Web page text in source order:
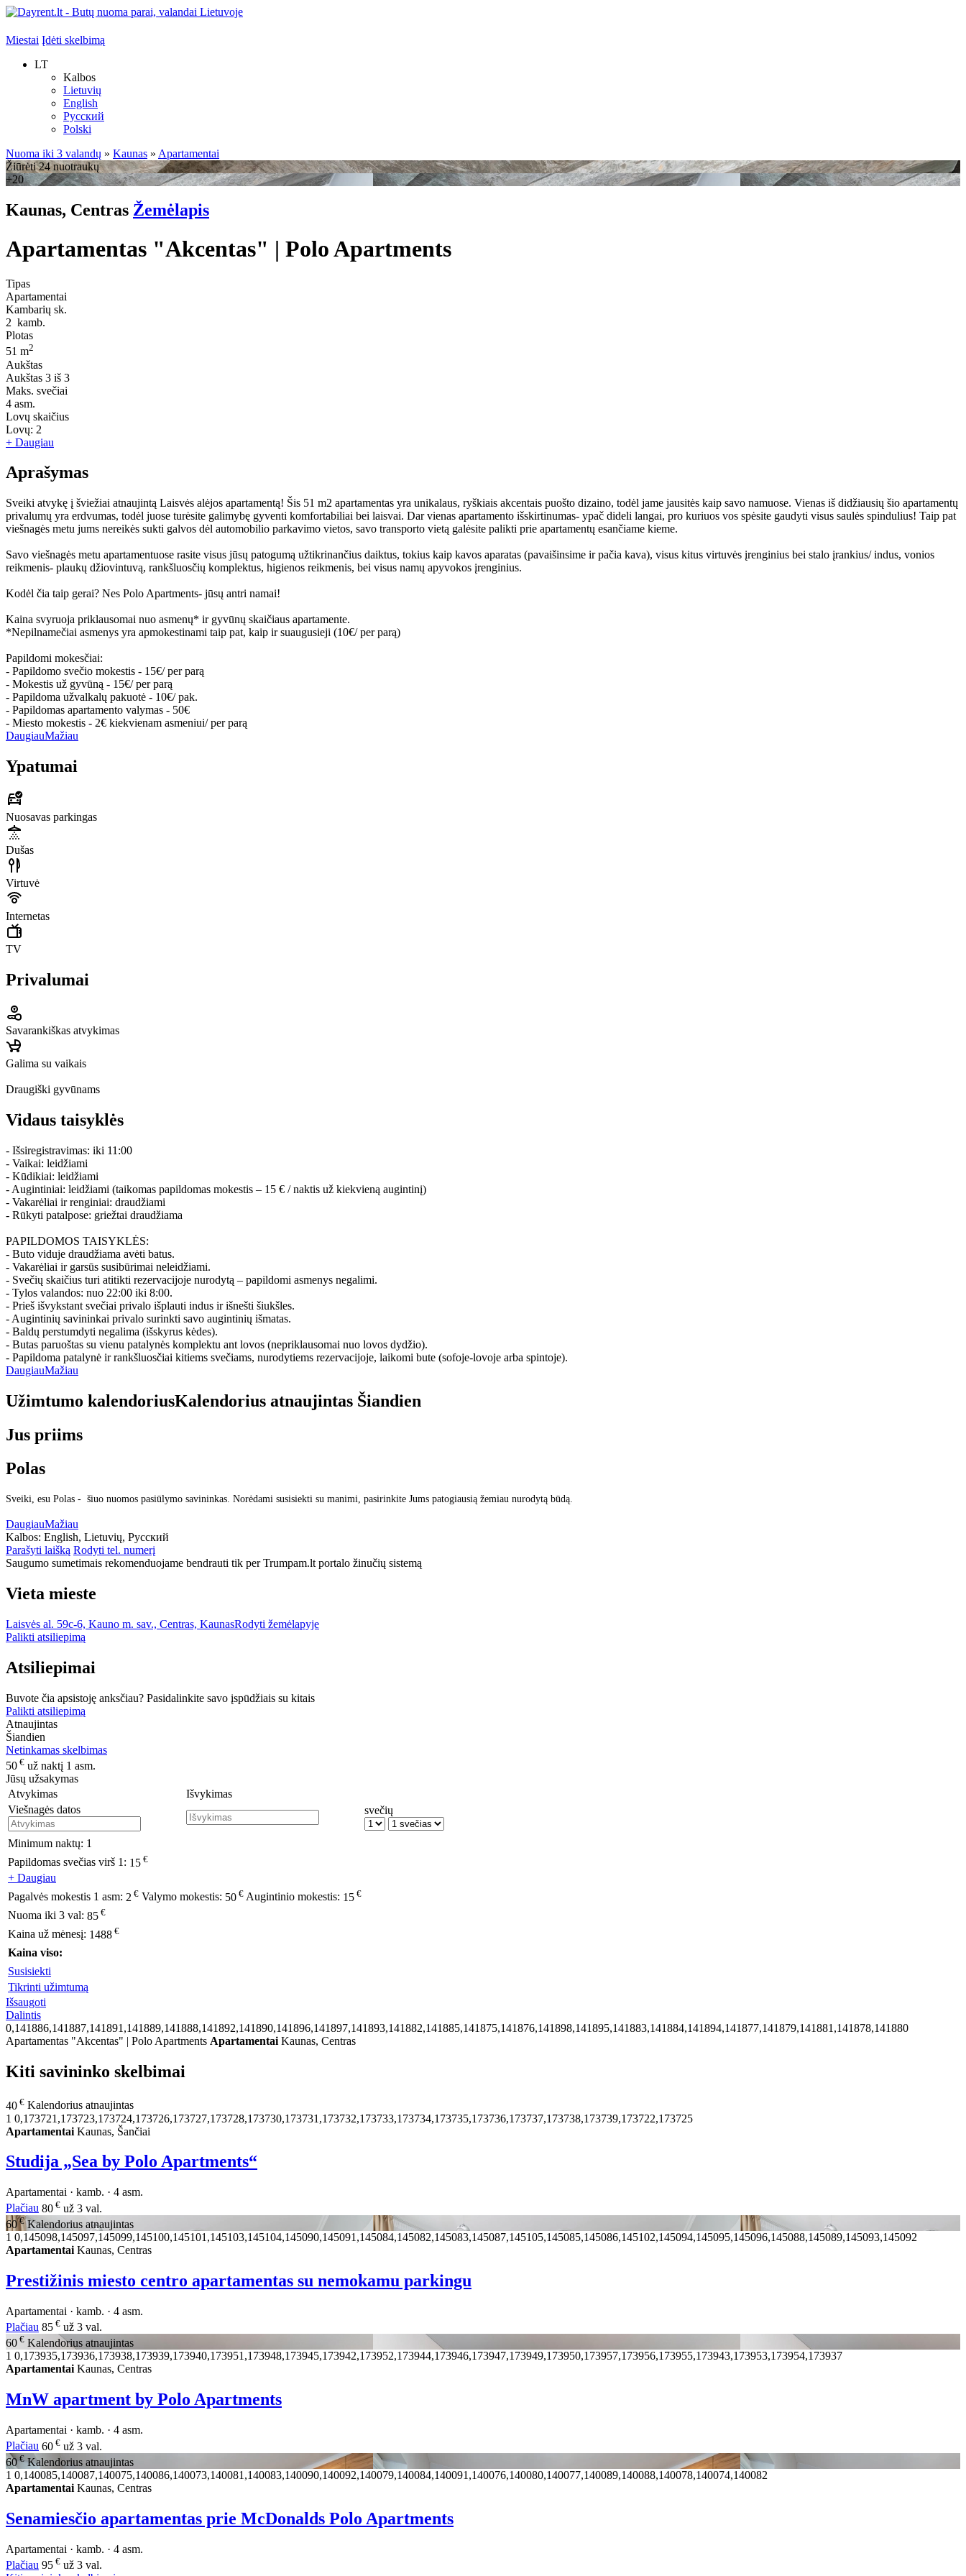
Miestai Įdėti skelbimą
LT
Kalbos
Lietuvių
English
Русский
Polski
Nuoma iki 3 valandų » Kaunas » Apartamentai
Žiūrėti 24 nuotraukų
+20
Kaunas, Centras Žemėlapis
Apartamentas "Akcentas" | Polo Apartments
Tipas
Apartamentai
Kambarių sk.
2 kamb.
Plotas
51 m2
Aukštas
Aukštas 3 iš 3
Maks. svečiai
4 asm.
Lovų skaičius
Lovų: 2
+ Daugiau
Aprašymas
Sveiki atvykę į šviežiai atnaujintą Laisvės alėjos apartamentą! Šis 51 m2 apartamentas yra unikalaus, ryškiais akcentais puošto dizaino, todėl jame jausitės kaip savo namuose. Vienas iš didžiausių šio apartamentų
privalumų yra erdvumas, todėl juose turėsite galimybę gyventi komfortabiliai bei laisvai. Dar vienas apartamento išskirtinumas- ypač dideli langai, pro kuriuos vos spėsite gaudyti visus saulės spindulius! Taip pat
viešnagės metu jums nereikės sukti galvos dėl automobilio parkavimo vietos, savo transporto vietą galėsite palikti prie apartamentų esančiame kieme.
Savo viešnagės metu apartamentuose rasite visus jūsų patogumą užtikrinančius daiktus, tokius kaip kavos aparatas (pavaišinsime ir pačia kava), visus kitus virtuvės įrenginius bei stalo įrankius/ indus, vonios
reikmenis- plaukų džiovintuvą, rankšluosčių komplektus, higienos reikmenis, bei visus namų apyvokos įrenginius.
Kodėl čia taip gerai? Nes Polo Apartments- jūsų antri namai!
Kaina svyruoja priklausomai nuo asmenų* ir gyvūnų skaičiaus apartamente.
*Nepilnamečiai asmenys yra apmokestinami taip pat, kaip ir suaugusieji (10€/ per parą)
Papildomi mokesčiai:
- Papildomo svečio mokestis - 15€/ per parą
- Mokestis už gyvūną - 15€/ per parą
- Papildoma užvalkalų pakuotė - 10€/ pak.
- Papildomas apartamento valymas - 50€
- Miesto mokestis - 2€ kiekvienam asmeniui/ per parą
DaugiauMažiau
Ypatumai
Nuosavas parkingas
Dušas
Virtuvė
Internetas
TV
Privalumai
Savarankiškas atvykimas
Galima su vaikais
Draugiški gyvūnams
Vidaus taisyklės
- Išsiregistravimas: iki 11:00
- Vaikai: leidžiami
- Kūdikiai: leidžiami
- Augintiniai: leidžiami (taikomas papildomas mokestis – 15 € / naktis už kiekvieną augintinį)
- Vakarėliai ir renginiai: draudžiami
- Rūkyti patalpose: griežtai draudžiama
PAPILDOMOS TAISYKLĖS:
- Buto viduje draudžiama avėti batus.
- Vakarėliai ir garsūs susibūrimai neleidžiami.
- Svečių skaičius turi atitikti rezervacijoje nurodytą – papildomi asmenys negalimi.
- Tylos valandos: nuo 22:00 iki 8:00.
- Prieš išvykstant svečiai privalo išplauti indus ir išnešti šiukšles.
- Augintinių savininkai privalo surinkti savo augintinių išmatas.
- Baldų perstumdyti negalima (išskyrus kėdes).
- Butas paruoštas su vienu patalynės komplektu ant lovos (nepriklausomai nuo lovos dydžio).
- Papildoma patalynė ir rankšluosčiai kitiems svečiams, nurodytiems rezervacijoje, laikomi bute (sofoje-lovoje arba spintoje).
DaugiauMažiau
Užimtumo kalendoriusKalendorius atnaujintas Šiandien
Jus priims
Polas
Sveiki, esu Polas - šiuo nuomos pasiūlymo savininkas. Norėdami susisiekti su manimi, pasirinkite Jums patogiausią žemiau nurodytą būdą.
DaugiauMažiau
Kalbos: English, Lietuvių, Русский
Parašyti laišką Rodyti tel. numerį
Saugumo sumetimais rekomenduojame bendrauti tik per Trumpam.lt portalo žinučių sistemą
Vieta mieste
Laisvės al. 59c-6, Kauno m. sav., Centras, KaunasRodyti žemėlapyje
Palikti atsiliepimą
Atsiliepimai
Buvote čia apsistoję anksčiau? Pasidalinkite savo įspūdžiais su kitais
Palikti atsiliepimą
Atnaujintas
Šiandien
Netinkamas skelbimas
50 € už naktį 1 asm.
Jūsų užsakymas
Atvykimas
Išvykimas
Viešnagės datos
svečių
Minimum naktų: 1
Papildomas svečias virš 1: 15 €
+ Daugiau
Pagalvės mokestis 1 asm: 2 € Valymo mokestis: 50 € Augintinio mokestis: 15 €
Nuoma iki 3 val: 85 €
Kaina už mėnesį: 1488 €
Kaina viso:
Susisiekti
Tikrinti užimtumą
Išsaugoti
Dalintis
0,141886,141887,141891,141889,141888,141892,141890,141896,141897,141893,141882,141885,141875,141876,141898,141895,141883,141884,141894,141877,141879,141881,141878,141880
Apartamentas "Akcentas" | Polo Apartments Apartamentai Kaunas, Centras
Kiti savininko skelbimai
40 € Kalendorius atnaujintas
1 0,173721,173723,173724,173726,173727,173728,173730,173731,173732,173733,173734,173735,173736,173737,173738,173739,173722,173725
Apartamentai Kaunas, Šančiai
Studija „Sea by Polo Apartments“
Apartamentai · kamb. · 4 asm.
Plačiau 80 € už 3 val.
60€ Kalendorius atnaujintas
1 0,145098,145097,145099,145100,145101,145103,145104,145090,145091,145084,145082,145083,145087,145105,145085,145086,145102,145094,145095,145096,145088,145089,145093,145092
Apartamentai Kaunas, Centras
Prestižinis miesto centro apartamentas su nemokamu parkingu
Apartamentai · kamb. · 4 asm.
Plačiau 85 € už 3 val.
60 € Kalendorius atnaujintas
1 0,173935,173936,173938,173939,173940,173951,173948,173945,173942,173952,173944,173946,173947,173949,173950,173957,173956,173955,173943,173953,173954,173937
ApartamentaiKaunas, Centras
MnW apartment by Polo Apartments
Apartamentai · kamb. · 4 asm.
Plačiau 60 € už 3 val.
60 € Kalendorius atnaujintas
1 0,140085,140087,140075,140086,140073,140081,140083,140090,140092,140079,140084,140091,140076,140080,140077,140089,140088,140078,140074,140082
Apartamentai Kaunas, Centras
Senamiesčio apartamentas prie McDonalds Polo Apartments
Apartamentai · kamb. · 4 asm.
Plačiau 95 € už 3 val.